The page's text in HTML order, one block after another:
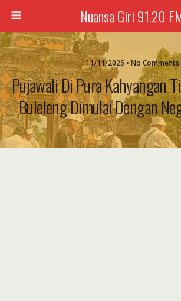
Nuansa Giri 91.20
11/11/2025 • No Comments
Pujawali Di Pura Kahyangan
Buleleng Dimulai Dengan